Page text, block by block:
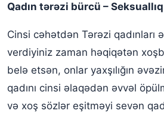
Qadın tərəzi bürcü – Seksuallıq
Cinsi cəhətdən Tərəzi qadınları
verdiyiniz zaman həqiqətən
belə etsən, onlar yaxşılığın
qadını cinsi əlaqədən əvvəl
və xoş sözlər eşitməyi sevən